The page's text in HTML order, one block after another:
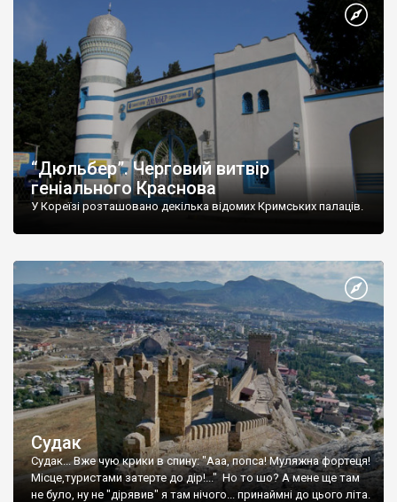
“Дюльбер”. Черговий витвір
геніального Краснова
У Кореїзі розташовано декілька відомих Кримських палаців.
Судак
Судак... Вже чую крики в спину: "Ааа, попса! Муляжна фортеця!
Місце,туристами затерте до дір!..." Но то шо? А мене ще там
не було, ну не "дірявив" я там нічого... принаймні до цього літа.